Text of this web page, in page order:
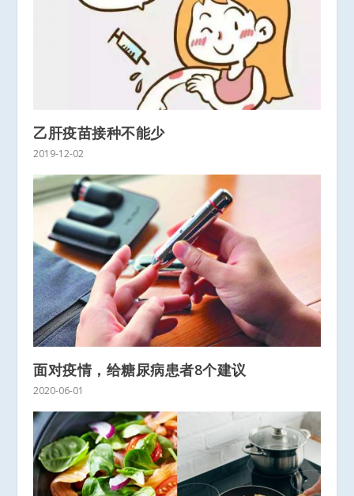
乙肝疫苗接种不能少
2019-12-02
面对疫情，给糖尿病患者8个建议
2020-06-01